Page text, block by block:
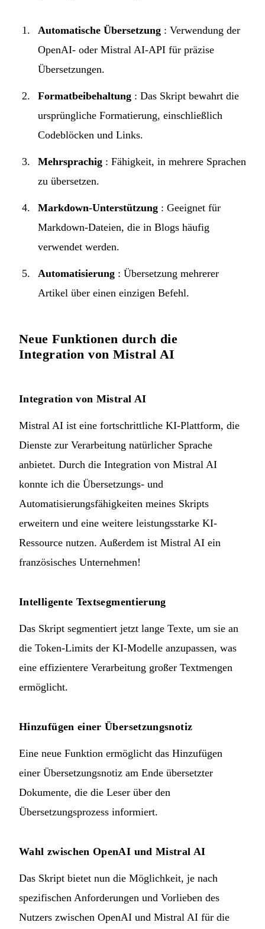
Automatische Übersetzung : Verwendung der
OpenAI- oder Mistral AI-API für präzise
Übersetzungen.
Formatbeibehaltung : Das Skript bewahrt die
ursprüngliche Formatierung, einschließlich
Codeblöcken und Links.
Mehrsprachig : Fähigkeit, in mehrere Sprachen
zu übersetzen.
Markdown-Unterstützung : Geeignet für
Markdown-Dateien, die in Blogs häufig
verwendet werden.
Automatisierung : Übersetzung mehrerer
Artikel über einen einzigen Befehl.
Neue Funktionen durch die
Integration von Mistral AI
Integration von Mistral AI
Mistral AI ist eine fortschrittliche KI-Plattform, die
Dienste zur Verarbeitung natürlicher Sprache
anbietet. Durch die Integration von Mistral AI
konnte ich die Übersetzungs- und
Automatisierungsfähigkeiten meines Skripts
erweitern und eine weitere leistungsstarke KI-
Ressource nutzen. Außerdem ist Mistral AI ein
französisches Unternehmen!
Intelligente Textsegmentierung
Das Skript segmentiert jetzt lange Texte, um sie an
die Token-Limits der KI-Modelle anzupassen, was
eine effizientere Verarbeitung großer Textmengen
ermöglicht.
Hinzufügen einer Übersetzungsnotiz
Eine neue Funktion ermöglicht das Hinzufügen
einer Übersetzungsnotiz am Ende übersetzter
Dokumente, die die Leser über den
Übersetzungsprozess informiert.
Wahl zwischen OpenAI und Mistral AI
Das Skript bietet nun die Möglichkeit, je nach
spezifischen Anforderungen und Vorlieben des
Nutzers zwischen OpenAI und Mistral AI für die